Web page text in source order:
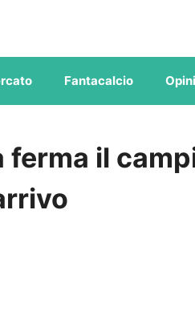
Fantacalcio
ferma il